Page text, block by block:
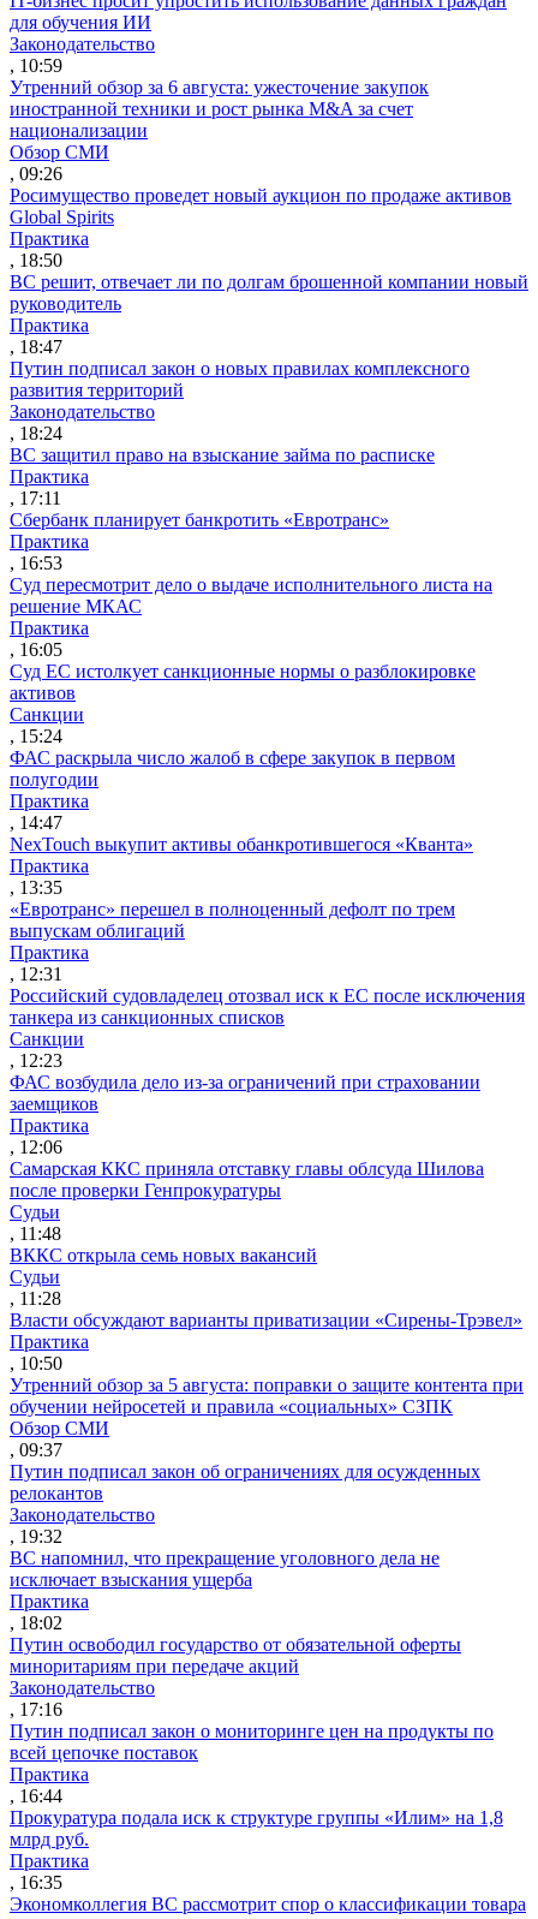
для обучения ИИ
Законодательство
, 10:59
Утренний обзор за 6 августа: ужесточение закупок
иностранной техники и рост рынка M&A за счет
национализации
Обзор СМИ
, 09:26
Росимущество проведет новый аукцион по продаже активов
Global Spirits
Практика
, 18:50
ВС решит, отвечает ли по долгам брошенной компании новый
руководитель
Практика
, 18:47
Путин подписал закон о новых правилах комплексного
развития территорий
Законодательство
, 18:24
ВС защитил право на взыскание займа по расписке
Практика
, 17:11
Сбербанк планирует банкротить «Евротранс»
Практика
, 16:53
Суд пересмотрит дело о выдаче исполнительного листа на
решение МКАС
Практика
, 16:05
Суд ЕС истолкует санкционные нормы о разблокировке
активов
Санкции
, 15:24
ФАС раскрыла число жалоб в сфере закупок в первом
полугодии
Практика
, 14:47
NexTouch выкупит активы обанкротившегося «Кванта»
Практика
, 13:35
«Евротранс» перешел в полноценный дефолт по трем
выпускам облигаций
Практика
, 12:31
Российский судовладелец отозвал иск к ЕС после исключения
танкера из санкционных списков
Санкции
, 12:23
ФАС возбудила дело из-за ограничений при страховании
заемщиков
Практика
, 12:06
Самарская ККС приняла отставку главы облсуда Шилова
после проверки Генпрокуратуры
Судьи
, 11:48
ВККС открыла семь новых вакансий
Судьи
, 11:28
Власти обсуждают варианты приватизации «Сирены-Трэвел»
Практика
, 10:50
Утренний обзор за 5 августа: поправки о защите контента при
обучении нейросетей и правила «социальных» СЗПК
Обзор СМИ
, 09:37
Путин подписал закон об ограничениях для осужденных
релокантов
Законодательство
, 19:32
ВС напомнил, что прекращение уголовного дела не
исключает взыскания ущерба
Практика
, 18:02
Путин освободил государство от обязательной оферты
миноритариям при передаче акций
Законодательство
, 17:16
Путин подписал закон о мониторинге цен на продукты по
всей цепочке поставок
Практика
, 16:44
Прокуратура подала иск к структуре группы «Илим» на 1,8
млрд руб.
Практика
, 16:35
Экономколлегия ВС рассмотрит спор о классификации товара